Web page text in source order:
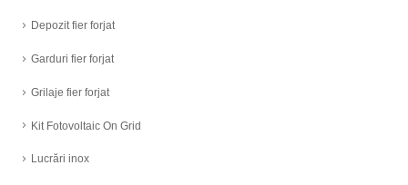
Depozit fier forjat
Garduri fier forjat
Grilaje fier forjat
Kit Fotovoltaic On Grid
Lucrări inox